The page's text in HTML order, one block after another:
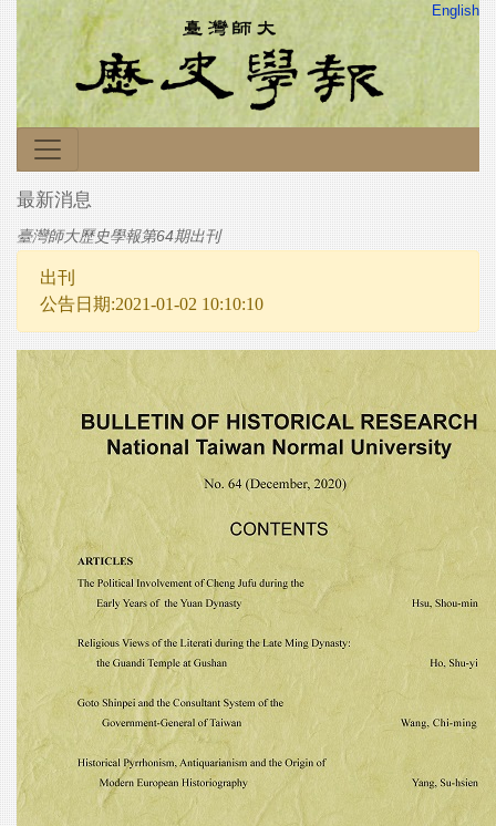
English
最新消息
臺灣師大歷史學報第64期出刊
出刊
公告日期:2021-01-02 10:10:10